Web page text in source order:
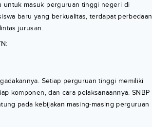
untuk masuk perguruan tinggi negeri di
baru yang berkualitas, terdapat perbedaan
jurusan.
Setiap perguruan tinggi memiliki
komponen, dan cara pelaksanaannya. SNBP
pada kebijakan masing-masing perguruan